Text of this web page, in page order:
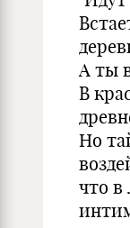
А ты
В
Но
что